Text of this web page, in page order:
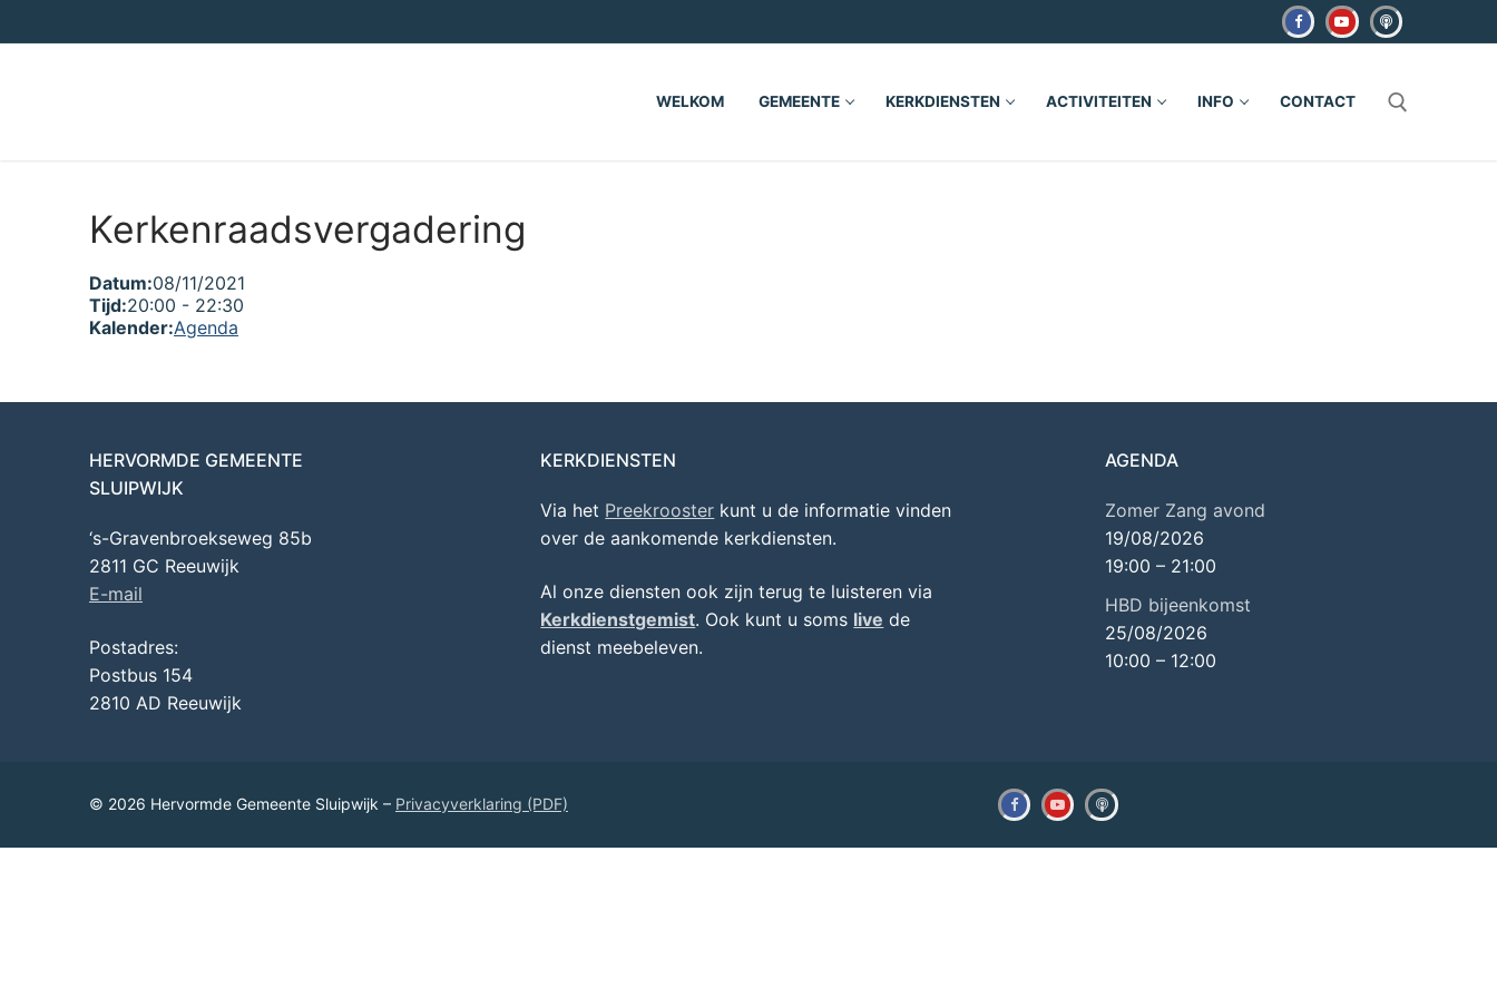
naar
WELKOM GEMEENTE KERKDIENSTEN ACTIVITEITEN INFO CONTACT
Kerkenraadsvergadering
Datum:08/11/2021
Tijd:20:00 - 22:30
Kalender:Agenda
HERVORMDE GEMEENTE
SLUIPWIJK
‘s-Gravenbroekseweg 85b
2811 GC Reeuwijk
E-mail
Postadres:
Postbus 154
2810 AD Reeuwijk
KERKDIENSTEN
Via het Preekrooster kunt u de informatie vinden
over de aankomende kerkdiensten.
Al onze diensten ook zijn terug te luisteren via
Kerkdienstgemist. Ook kunt u soms live de
dienst meebeleven.
AGENDA
Zomer Zang avond
19/08/2026
19:00 – 21:00
HBD bijeenkomst
25/08/2026
10:00 – 12:00
© 2026 Hervormde Gemeente Sluipwijk – Privacyverklaring (PDF)